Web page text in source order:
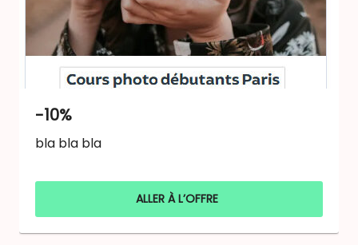
-10%
bla bla bla
ALLER À L’OFFRE